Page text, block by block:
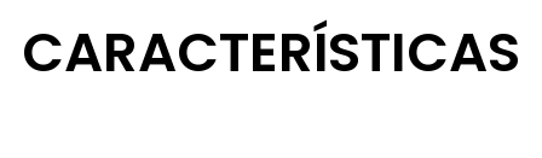
CARACTERÍSTICAS